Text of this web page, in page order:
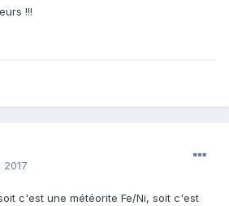
!!!
2017
c'est une météorite Fe/Ni, soit c'est